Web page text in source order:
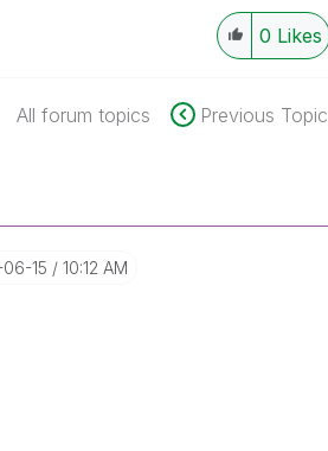
0 Likes
All forum topics Previous Topic
06-15 10:12 AM